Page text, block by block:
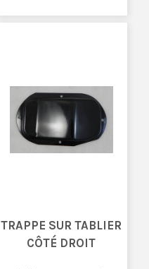
TRAPPE SUR TABLIER
CÔTÉ DROIT